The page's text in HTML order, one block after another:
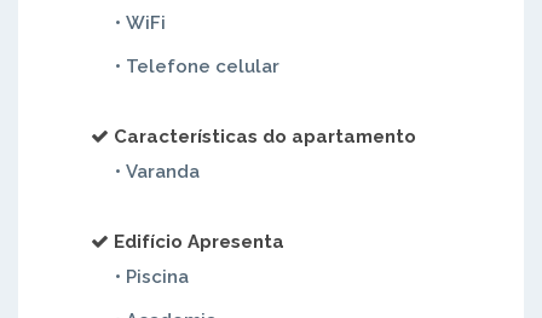
• WiFi
• Telefone celular
Características do apartamento
• Varanda
Edifício Apresenta
• Piscina